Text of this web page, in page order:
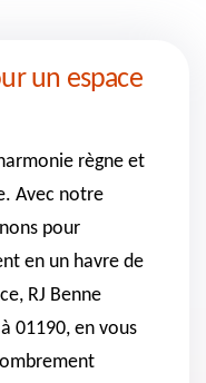
un espace
règne et
Avec notre
pour
en un havre de
RJ Benne
01190, en vous